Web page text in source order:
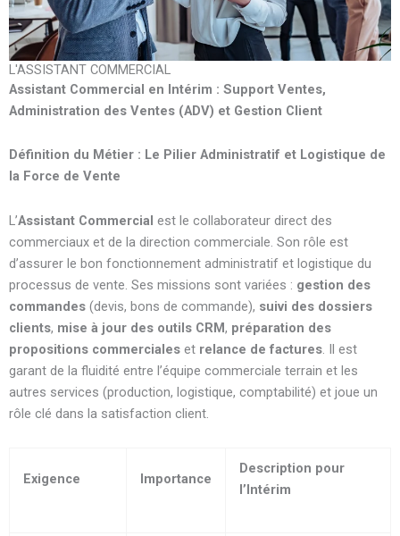
L'ASSISTANT COMMERCIAL
Assistant Commercial en Intérim : Support Ventes,
Administration des Ventes (ADV) et Gestion Client
Définition du Métier : Le Pilier Administratif et Logistique de
la Force de Vente
L’Assistant Commercial est le collaborateur direct des
commerciaux et de la direction commerciale. Son rôle est
d’assurer le bon fonctionnement administratif et logistique du
processus de vente. Ses missions sont variées : gestion des
commandes (devis, bons de commande), suivi des dossiers
clients, mise à jour des outils CRM, préparation des
propositions commerciales et relance de factures. Il est
garant de la fluidité entre l’équipe commerciale terrain et les
autres services (production, logistique, comptabilité) et joue un
rôle clé dans la satisfaction client.
Exigence Importance
Description pour
l’Intérim